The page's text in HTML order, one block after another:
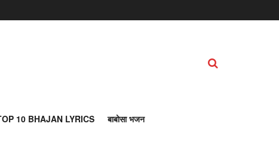
10 BHAJAN LYRICS बाबोसा भजन